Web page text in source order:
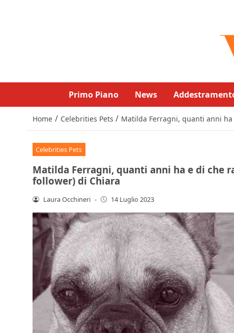
Primo Piano News
Home / Celebrities Pets / Matilda Ferragni, quanti anni
Celebrities Pets
Matilda Ferragni, quanti anni ha e di che
follower) di Chiara
Laura Occhineri - 14 Luglio 2023